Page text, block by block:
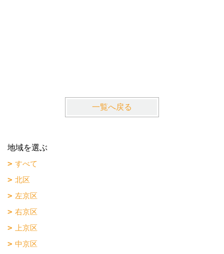
一覧へ戻る
地域を選ぶ
すべて
北区
左京区
右京区
上京区
中京区